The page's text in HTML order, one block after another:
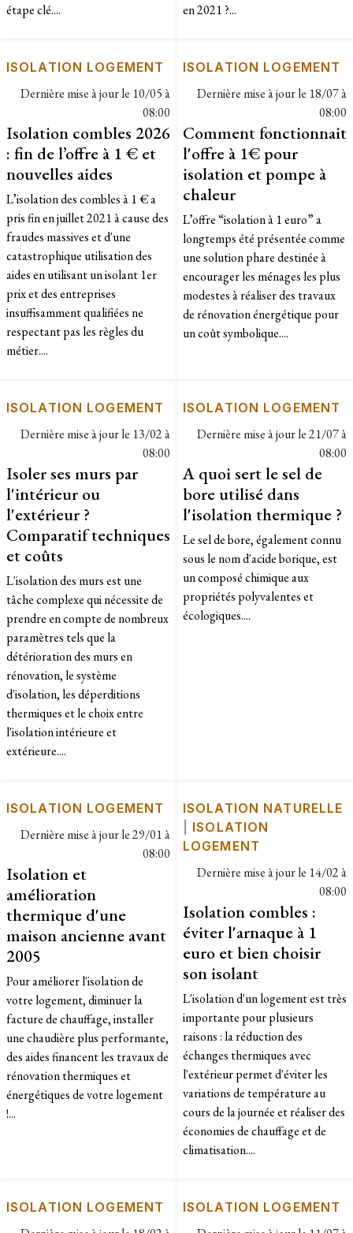
étape clé....
en 2021 ?...
ISOLATION LOGEMENT
Dernière mise à jour le 10/05 à
08:00
Isolation combles 2026
: fin de l’offre à 1 € et
nouvelles aides
L’isolation des combles à 1 € a
pris fin en juillet 2021 à cause des
fraudes massives et d'une
catastrophique utilisation des
aides en utilisant un isolant 1er
prix et des entreprises
insuffisamment qualifiées ne
respectant pas les règles du
métier....
ISOLATION LOGEMENT
Dernière mise à jour le 18/07 à
08:00
Comment fonctionnait
l'offre à 1€ pour
isolation et pompe à
chaleur
L’offre “isolation à 1 euro” a
longtemps été présentée comme
une solution phare destinée à
encourager les ménages les plus
modestes à réaliser des travaux
de rénovation énergétique pour
un coût symbolique....
ISOLATION LOGEMENT
Dernière mise à jour le 13/02 à
08:00
Isoler ses murs par
l'intérieur ou
l'extérieur ?
Comparatif techniques
et coûts
L'isolation des murs est une
tâche complexe qui nécessite de
prendre en compte de nombreux
paramètres tels que la
détérioration des murs en
rénovation, le système
d'isolation, les déperditions
thermiques et le choix entre
l'isolation intérieure et
extérieure....
ISOLATION LOGEMENT
Dernière mise à jour le21/07 à
08:00
A quoi sert le sel de
bore utilisé dans
l'isolation thermique ?
Le sel de bore, également connu
sous le nom d'acide borique, est
un composé chimique aux
propriétés polyvalentes et
écologiques....
ISOLATION LOGEMENT
Dernière mise à jour le29/01 à
08:00
Isolation et
amélioration
thermique d'une
maison ancienne avant
2005
Pour améliorer l'isolation de
votre logement, diminuer la
facture de chauffage, installer
une chaudière plus performante,
des aides financent les travaux de
rénovation thermiques et
énergétiques de votre logement
!...
ISOLATION NATURELLE
ISOLATION
LOGEMENT
Dernière mise à jour le 14/02 à
08:00
Isolation combles :
éviter l'arnaque à 1
euro et bien choisir
son isolant
L'isolation d'un logement est très
importante pour plusieurs
raisons : la réduction des
échanges thermiques avec
l'extérieur permet d'éviter les
variations de température au
cours de la journée et réaliser des
économies de chauffage et de
climatisation....
ISOLATION LOGEMENT ISOLATION LOGEMENT